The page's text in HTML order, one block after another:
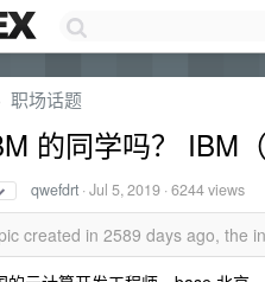
职场话题
的同学吗？ IBM
qwefdrt ·Jul 5, 2019 · 6244 views
created in 2589 days ago, the